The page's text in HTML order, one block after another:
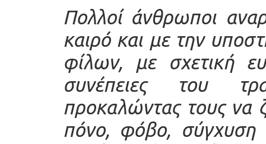
Πολλοί άνθρωποι
καιρό και με την
φίλων, με σχετική
συνέπειες του
προκαλώντας τους να
πόνο, φόβο, σύγχυση